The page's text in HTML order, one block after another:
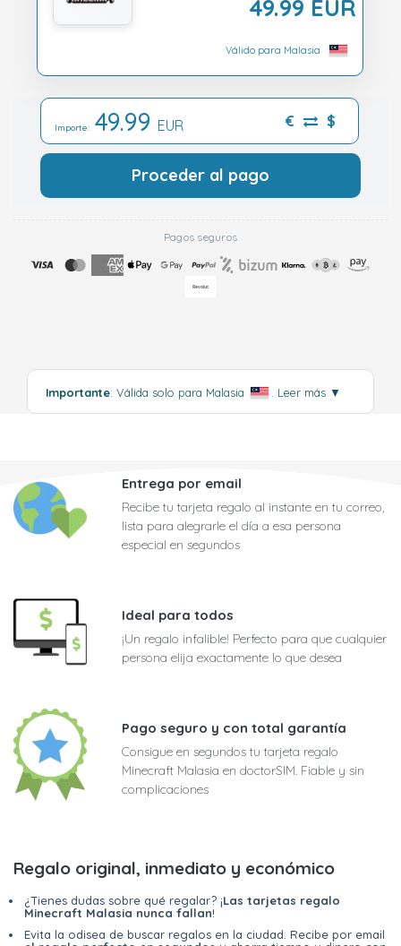
49.99 EUR
Válido para Malasia
Importe: 49.99 EUR € $
Proceder al pago
Pagos seguros
Importante: Válida solo para Malasia Leer más ▼
Entrega por email
Recibe tu tarjeta regalo al instante en tu correo,
lista para alegrarle el día a esa persona
especial en segundos
Ideal para todos
¡Un regalo infalible! Perfecto para que cualquier
persona elija exactamente lo que desea
Pago seguro y con total garantía
Consigue en segundos tu tarjeta regalo
Minecraft Malasia en doctorSIM. Fiable y sin
complicaciones
Regalo original, inmediato y económico
¿Tienes dudas sobre qué regalar? ¡Las tarjetas regalo
Minecraft Malasia nunca fallan!
Evita la odisea de buscar regalos en la ciudad. Recibe por email